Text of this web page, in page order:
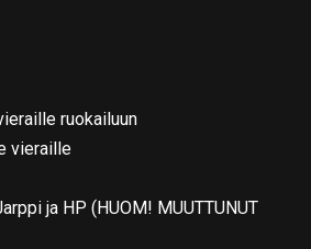
ruokailuun
vieraille
ja HP (HUOM! MUUTTUNUT